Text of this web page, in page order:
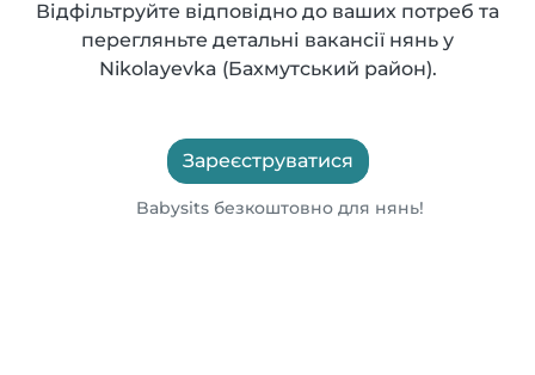
Відфільтруйте відповідно до ваших потреб та
перегляньте детальні вакансії нянь у
Nikolayevka (Бахмутський район).
Зареєструватися
Babysits безкоштовно для нянь!